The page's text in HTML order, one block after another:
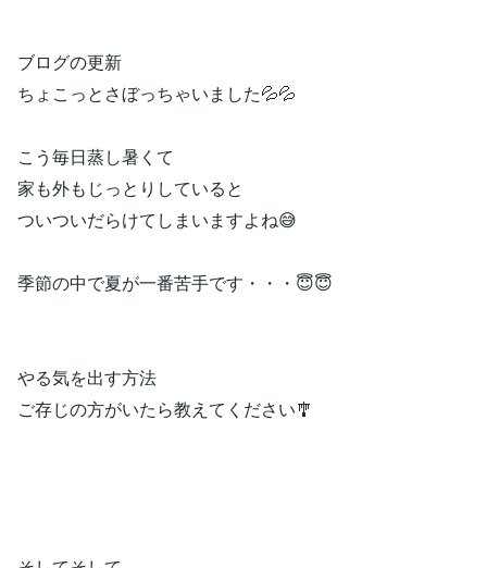
ブログの更新
ちょこっとさぼっちゃいました💦💦
こう毎日蒸し暑くて
家も外もじっとりしていると
ついついだらけてしまいますよね😅
季節の中で夏が一番苦手です・・・😇😇
やる気を出す方法
ご存じの方がいたら教えてください🎐